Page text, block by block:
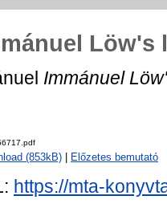
Löw's
Immánuel
(853kB) Előzetes bemutató
https://mta-